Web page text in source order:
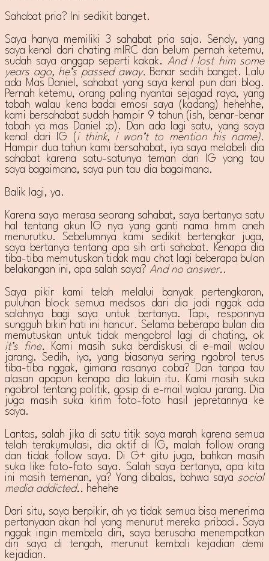
Sahabat pria? Ini sedikit banget.
Saya hanya memiliki 3 sahabat pria saja. Sendy, yang
saya kenal dari chating mIRC dan belum pernah ketemu,
sudah saya anggap seperti kakak. And I lost him some
years ago, he’s passed away. Benar sedih banget. Lalu
ada Mas Daniel, sahabat yang saya kenal pun dari blog.
Pernah ketemu, orang paling nyantai sejagad raya, yang
tabah walau kena badai emosi saya (kadang) hehehhe,
kami bersahabat sudah hampir 9 tahun (ish, benar-benar
tabah ya mas Daniel :p). Dan ada lagi satu, yang saya
kenal dari IG ( i think, i won’t to mention his name).
Hampir dua tahun kami bersahabat, iya saya melabeli dia
sahabat karena satu-satunya teman dari IG yang tau
saya bagaimana, saya pun tau dia bagaimana.
Balik lagi, ya.
Karena saya merasa seorang sahabat, saya bertanya satu
hal tentang akun IG nya yang ganti nama hmm aneh
menurutku. Sebelumnya kami sedikit bertengkar juga,
saya bertanya tentang apa sih arti sahabat. Kenapa dia
tiba-tiba memutuskan tidak mau chat lagi beberapa bulan
belakangan ini, apa salah saya? And no answer..
Saya pikir kami telah melalui banyak pertengkaran,
puluhan block semua medsos dari dia jadi nggak ada
salahnya bagi saya untuk bertanya. Tapi, responnya
sungguh bikin hati ini hancur. Selama beberapa bulan dia
memutuskan untuk tidak mengobrol lagi di chating, ok
it’s fine.
Kami masih suka berdiskusi di e-mail walau
jarang. Sedih, iya, yang biasanya sering ngobrol terus
tiba-tiba nggak, gimana rasanya coba? Dan tanpa tau
alasan apapun kenapa dia lakuin itu. Kami masih suka
ngobrol tentang politik, gosip di e-mail walau jarang. Dia
juga masih suka kirim foto-foto hasil jepretannya ke
saya.
Lantas, salah jika di satu titik saya marah karena semua
telah terakumulasi, dia aktif di IG, malah follow orang
dan tidak follow saya. Di G+ gitu juga, bahkan masih
suka like foto-foto saya. Salah saya bertanya, apa kita
ini masih temenan, ya? Yang dibalas, bahwa saya social
media addicted.. hehehe
Dari situ, saya berpikir, ah ya tidak semua bisa menerima
pertanyaan akan hal yang menurut mereka pribadi. Saya
nggak ingin membela diri, saya berusaha menempatkan
diri saya di tengah, merunut kembali kejadian demi
kejadian.